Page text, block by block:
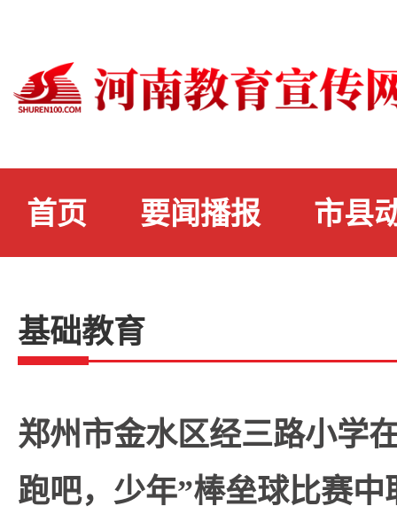
首页 要闻播报 市县
基础教育
郑州市金水区经三路小学
跑吧，少年”棒垒球比赛中